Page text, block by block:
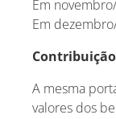
Em
Em
A mesma
valores dos